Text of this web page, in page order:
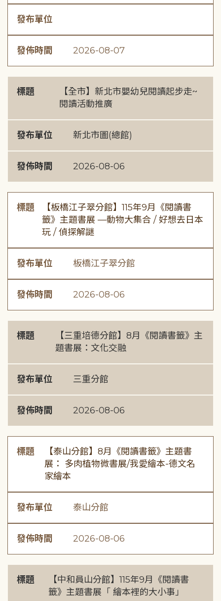
發布單位
發佈時間 2026-08-07
標題
【全市】新北市嬰幼兒閱讀起步走~
閱讀活動推廣
發布單位 新北市圖(總館)
發佈時間 2026-08-06
標題
【板橋江子翠分館】115年9月《閱讀書
籤》主題書展 —動物大集合 / 好想去日本
玩 / 偵探解謎
發布單位 板橋江子翠分館
發佈時間 2026-08-06
標題
【三重培德分館】8月《閱讀書籤》主
題書展：文化交融
發布單位 三重分館
發佈時間 2026-08-06
標題
【泰山分館】8月《閱讀書籤》主題書
展： 多肉植物微書展/我愛繪本-德文名
家繪本
發布單位 泰山分館
發佈時間 2026-08-06
標題
【中和員山分館】115年9月《閱讀書
籤》主題書展「 繪本裡的大小事」